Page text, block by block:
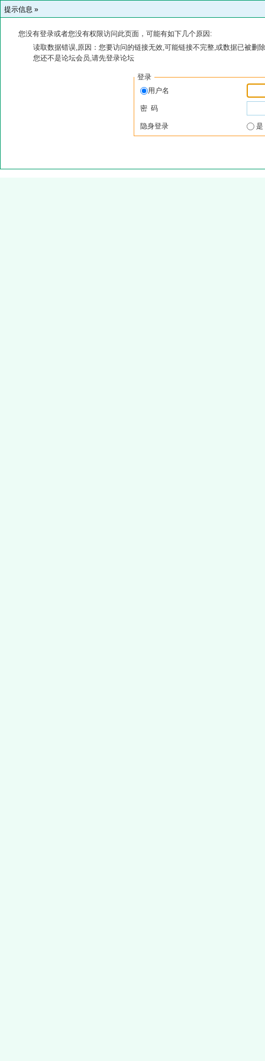
提示信息 »
您没有登录或者您没有权限访问此页面，可能有如下几个原因:
读取数据错误,原因：您要访问的链接无效,可能链接不完整,或数据已被删
您还不是论坛会员,请先登录论坛
登录
用户名
密 码
隐身登录